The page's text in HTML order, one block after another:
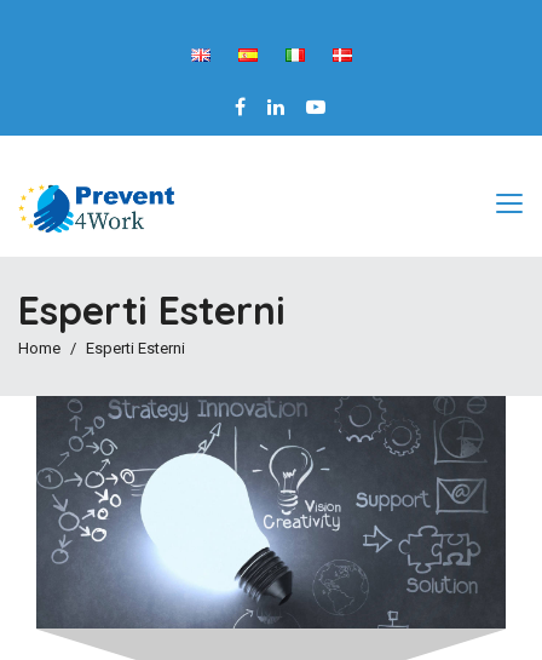
Esperti Esterni
Home Esperti Esterni